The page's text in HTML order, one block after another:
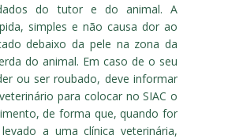
do tutor e do animal. A
simples e não causa dor ao
debaixo da pele na zona da
do animal. Em caso de o seu
ou ser roubado, deve informar
para colocar no SIAC o
de forma que, quando for
a uma clínica veterinária,